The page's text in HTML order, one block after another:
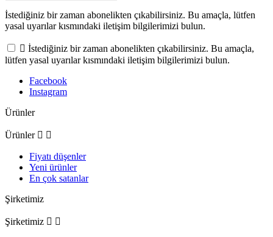
İstediğiniz bir zaman abonelikten çıkabilirsiniz. Bu amaçla, lütfen
yasal uyarılar kısmındaki iletişim bilgilerimizi bulun.
 İstediğiniz bir zaman abonelikten çıkabilirsiniz. Bu amaçla,
lütfen yasal uyarılar kısmındaki iletişim bilgilerimizi bulun.
Facebook
Instagram
Ürünler
Ürünler  
Fiyatı düşenler
Yeni ürünler
En çok satanlar
Şirketimiz
Şirketimiz  